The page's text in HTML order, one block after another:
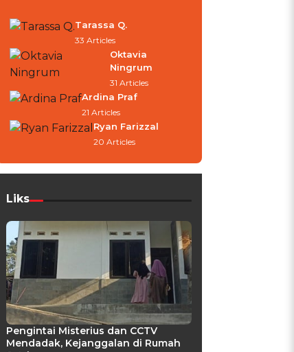
Tarassa Q.
33 Articles
Oktavia
Ningrum
31 Articles
Ardina Praf
21 Articles
Ryan Farizzal
20 Articles
Liks
Pengintai Misterius dan CCTV
Mendadak, Kejanggalan di Rumah